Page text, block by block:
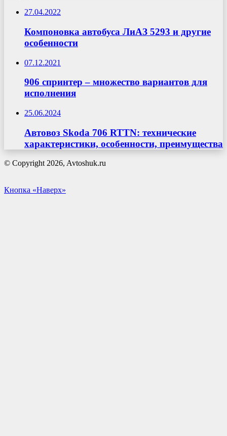
27.04.2022
Компоновка автобуса ЛиАЗ 5293 и другие
особенности
07.12.2021
906 спринтер – множество вариантов для
исполнения
25.06.2024
Автовоз Skoda 706 RTTN: технические
характеристики, особенности, преимущества
© Copyright 2026, Avtoshuk.ru
Кнопка «Наверх»